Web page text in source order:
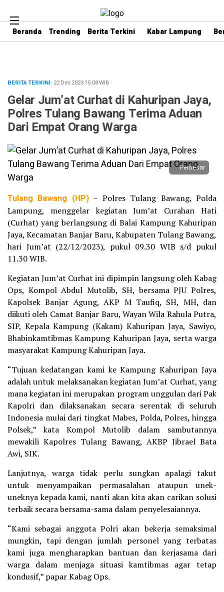
Beranda Trending Berita Terkini Kabar Lampung
BERITA TERKINI· 22 Des 202315:08WIB ·
Gelar Jum’at Curhat di Kahuripan Jaya,
Polres Tulang Bawang Terima Aduan
Dari Empat Orang Warga
Perbesar
Tulang Bawang (HP)– Polres Tulang Bawang, Polda
Lampung, menggelar kegiatan Jum’at Curahan Hati
(Curhat) yang berlangsung di Balai Kampung Kahuripan
Jaya, Kecamatan Banjar Baru, Kabupaten Tulang Bawang,
hari Jum’at (22/12/2023), pukul 09.30 WIB s/d pukul
11.30 WIB.
Kegiatan Jum’at Curhat ini dipimpin langsung oleh Kabag
Ops, Kompol Abdul Mutolib, SH, bersama PJU Polres,
Kapolsek Banjar Agung, AKP M Taufiq, SH, MH, dan
diikuti oleh Camat Banjar Baru, Wayan Wila Rahula Putra,
SIP, Kepala Kampung (Kakam) Kahuripan Jaya, Sawiyo,
Bhabinkamtibmas Kampung Kahuripan Jaya, serta warga
masyarakat Kampung Kahuripan Jaya.
“Tujuan kedatangan kami ke Kampung Kahuripan Jaya
adalah untuk melaksanakan kegiatan Jum’at Curhat, yang
mana kegiatan ini merupakan program unggulan dari Pak
Kapolri dan dilaksanakan secara serentak di seluruh
Indonesia mulai dari tingkat Mabes, Polda, Polres, hingga
Polsek,” kata Kompol Mutolib dalam sambutannya
mewakili Kapolres Tulang Bawang, AKBP Jibrael Bata
Awi, SIK.
Lanjutnya, warga tidak perlu sungkan apalagi takut
untuk menyampaikan permasalahan ataupun unek-
uneknya kepada kami, nanti akan kita akan carikan solusi
terbaik secara bersama-sama dalam penyelesaiannya.
“Kami sebagai anggota Polri akan bekerja semaksimal
mungkin, tapi dengan jumlah personel yang terbatas
kami juga mengharapkan bantuan dan kerjasama dari
warga dalam menjaga situasi kamtibmas agar tetap
kondusif,” papar Kabag Ops.